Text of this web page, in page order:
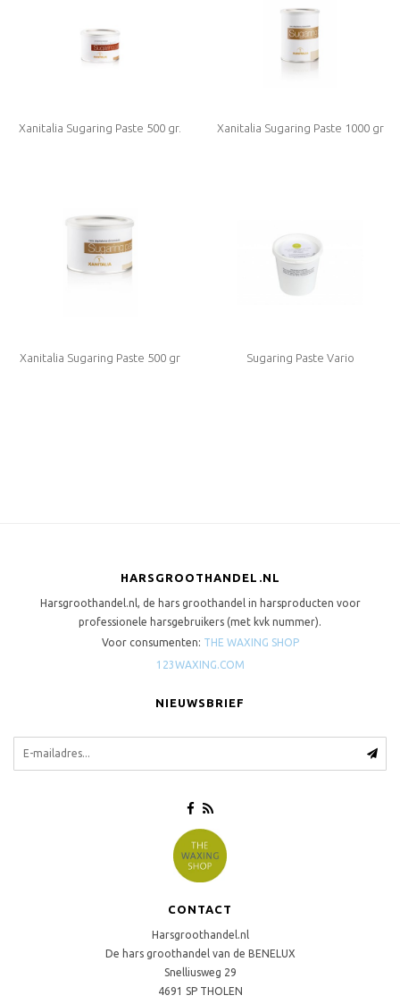
Xanitalia Sugaring Paste 500 gr. Xanitalia Sugaring Paste 1000 gr
Xanitalia Sugaring Paste 500 gr Sugaring Paste Vario
HARSGROOTHANDEL.NL
Harsgroothandel.nl, de hars groothandel in harsproducten voor
professionele harsgebruikers (met kvk nummer).
Voor consumenten: THE WAXING SHOP
123WAXING.COM
NIEUWSBRIEF
CONTACT
Harsgroothandel.nl
De hars groothandel van de BENELUX
Snelliusweg 29
4691 SP THOLEN